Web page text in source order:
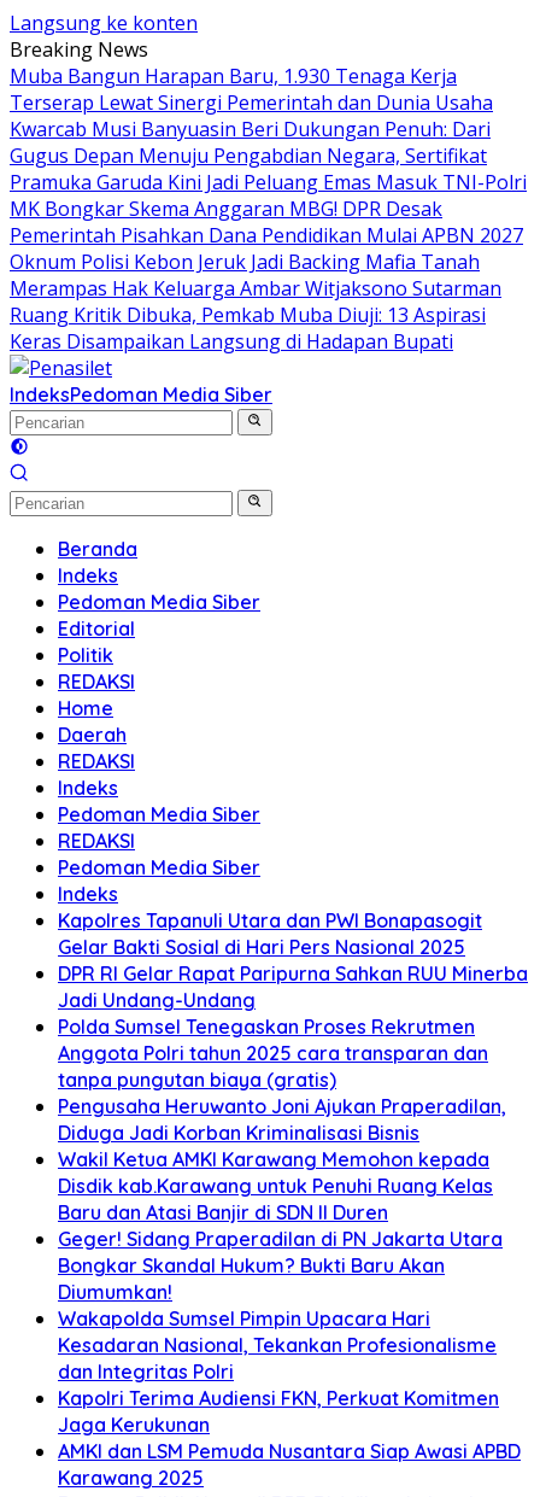
Langsung ke konten
Breaking News
Muba Bangun Harapan Baru, 1.930 Tenaga Kerja
Terserap Lewat Sinergi Pemerintah dan Dunia Usaha
Kwarcab Musi Banyuasin Beri Dukungan Penuh: Dari
Gugus Depan Menuju Pengabdian Negara, Sertifikat
Pramuka Garuda Kini Jadi Peluang Emas Masuk TNI-Polri
MK Bongkar Skema Anggaran MBG! DPR Desak
Pemerintah Pisahkan Dana Pendidikan Mulai APBN 2027
Oknum Polisi Kebon Jeruk Jadi Backing Mafia Tanah
Merampas Hak Keluarga Ambar Witjaksono Sutarman
Ruang Kritik Dibuka, Pemkab Muba Diuji: 13 Aspirasi
Keras Disampaikan Langsung di Hadapan Bupati
IndeksPedoman Media Siber
Beranda
Indeks
Pedoman Media Siber
Editorial
Politik
REDAKSI
Home
Daerah
REDAKSI
Indeks
Pedoman Media Siber
REDAKSI
Pedoman Media Siber
Indeks
Kapolres Tapanuli Utara dan PWI Bonapasogit
Gelar Bakti Sosial di Hari Pers Nasional 2025
DPR RI Gelar Rapat Paripurna Sahkan RUU Minerba
Jadi Undang-Undang
Polda Sumsel Tenegaskan Proses Rekrutmen
Anggota Polri tahun 2025 cara transparan dan
tanpa pungutan biaya (gratis)
Pengusaha Heruwanto Joni Ajukan Praperadilan,
Diduga Jadi Korban Kriminalisasi Bisnis
Wakil Ketua AMKI Karawang Memohon kepada
Disdik kab.Karawang untuk Penuhi Ruang Kelas
Baru dan Atasi Banjir di SDN II Duren
Geger! Sidang Praperadilan di PN Jakarta Utara
Bongkar Skandal Hukum? Bukti Baru Akan
Diumumkan!
Wakapolda Sumsel Pimpin Upacara Hari
Kesadaran Nasional, Tekankan Profesionalisme
dan Integritas Polri
Kapolri Terima Audiensi FKN, Perkuat Komitmen
Jaga Kerukunan
AMKI dan LSM Pemuda Nusantara Siap Awasi APBD
Karawang 2025